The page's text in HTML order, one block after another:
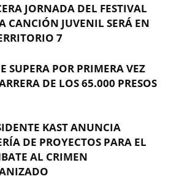
JORNADA DEL FESTIVAL
CANCIÓN JUVENIL SERÁ EN
7
SUPERA POR PRIMERA VEZ
DE LOS 65.000 PRESOS
KAST ANUNCIA
DE PROYECTOS PARA EL
AL CRIMEN